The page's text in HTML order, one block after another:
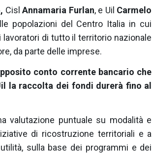
CislAnnamaria Furlan, e Uil Carmelo
popolazioni del Centro Italia in cui
di tutto il territorio nazionale
da parte delle imprese.
conto corrente bancario che
la raccolta dei fondi durerà fino al
valutazione puntuale su modalità e
di ricostruzione territoriali e a
sulla base dei programmi e dei